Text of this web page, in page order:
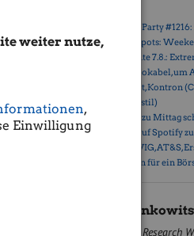
weiter nutze,
,
Einwilligung
auch
ging
» Wiener Börse Party
» Österreich-Depots:
» Börsegeschichte 7.8.:
» Nachlese: 10 Vokabel, um
» PIR-News: Post, Kontron
» (Christian Drastil)
» Wiener Börse zu Mittag
» Börse-Inputs auf Spotify zu
» ATX-Trends: VIG, AT&S,
» Zehn Vokabeln für ein
Mario
Research